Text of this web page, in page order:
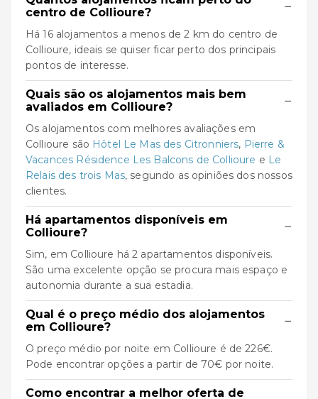
centro de Collioure?
−
Há 16 alojamentos a menos de 2 km do centro de
Collioure, ideais se quiser ficar perto dos principais
pontos de interesse.
Quais são os alojamentos mais bem
avaliados em Collioure?
−
Os alojamentos com melhores avaliações em
Collioure são Hôtel Le Mas des Citronniers, Pierre &
Vacances Résidence Les Balcons de Collioure e Le
Relais des trois Mas, segundo as opiniões dos nossos
clientes.
Há apartamentos disponíveis em
Collioure?
−
Sim, em Collioure há 2 apartamentos disponíveis.
São uma excelente opção se procura mais espaço e
autonomia durante a sua estadia.
Qual é o preço médio dos alojamentos
em Collioure?
−
O preço médio por noite em Collioure é de 226€.
Pode encontrar opções a partir de 70€ por noite.
Como encontrar a melhor oferta de